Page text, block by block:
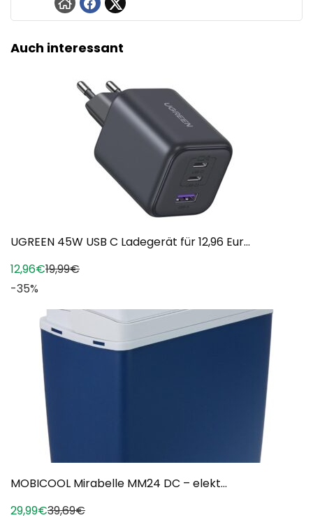
Auch interessant
UGREEN 45W USB C Ladegerät für 12,96 Eur...
12,96€19,99€
-35%
MOBICOOL Mirabelle MM24 DC – elekt...
29,99€39,69€